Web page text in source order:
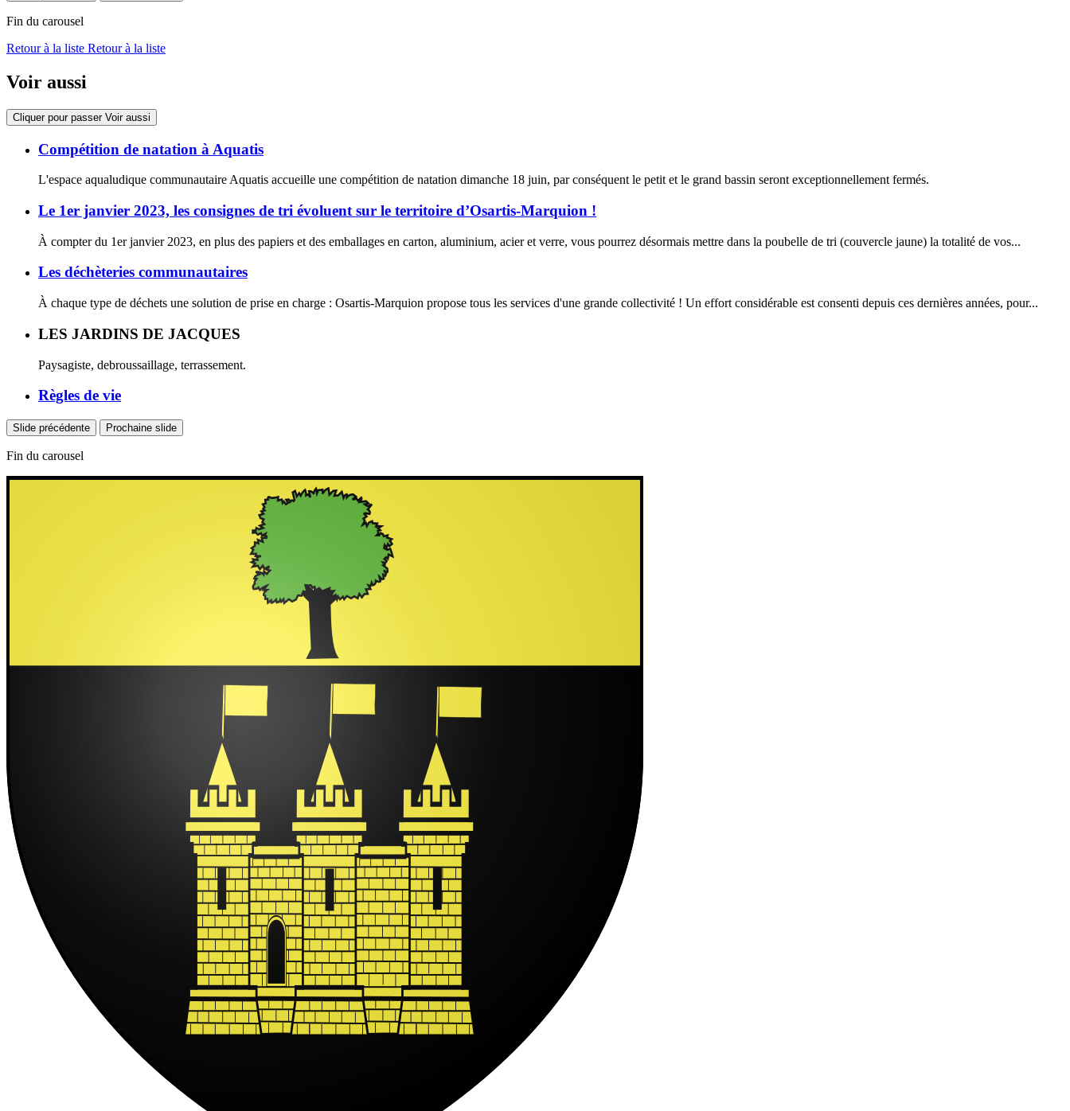
Fin du carousel
Retour à la liste Retour à la liste
Voir aussi
Cliquer pour passer Voir aussi
Compétition de natation à Aquatis
L'espace aqualudique communautaire Aquatis accueille une compétition de natation dimanche 18 juin, par conséquent le petit et le grand bassin seront exceptionnellement fermés.
Le 1er janvier 2023, les consignes de tri évoluent sur le territoire d’Osartis-Marquion !
À compter du 1er janvier 2023, en plus des papiers et des emballages en carton, aluminium, acier et verre, vous pourrez désormais mettre dans la poubelle de tri (couvercle jaune) la totalité de vos...
Les déchèteries communautaires
À chaque type de déchets une solution de prise en charge : Osartis-Marquion propose tous les services d'une grande collectivité ! Un effort considérable est consenti depuis ces dernières années, pour...
LES JARDINS DE JACQUES
Paysagiste, debroussaillage, terrassement.
Règles de vie
Slide précédente Prochaine slide
Fin du carousel